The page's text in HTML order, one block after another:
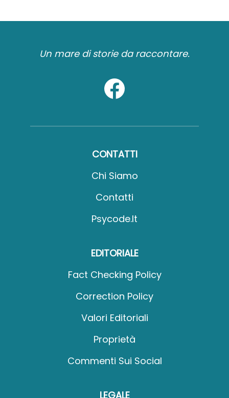
Un mare di storie da raccontare.
CONTATTI
Chi Siamo
Contatti
Psycode.it
EDITORIALE
Fact Checking Policy
Correction Policy
Valori Editoriali
Proprietà
Commenti Sui Social
LEGALE